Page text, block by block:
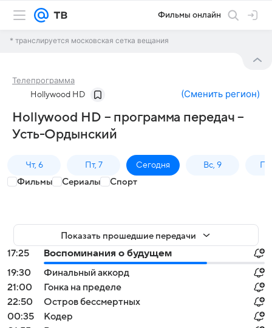
Фильмы онлайн
* транслируется московская сетка вещания
Телепрограмма
Hollywood HD (Сменить регион)
Hollywood HD – программа передач –
Усть-Ордынский
Чт, 6 Пт, 7 Сегодня Вс, 9
Фильмы Сериалы Спорт
Показать прошедшие передачи
17:25
Воспоминания о будущем
19:30
Финальный аккорд
21:00
Гонка на пределе
22:50
Остров бессмертных
00:35
Кодер